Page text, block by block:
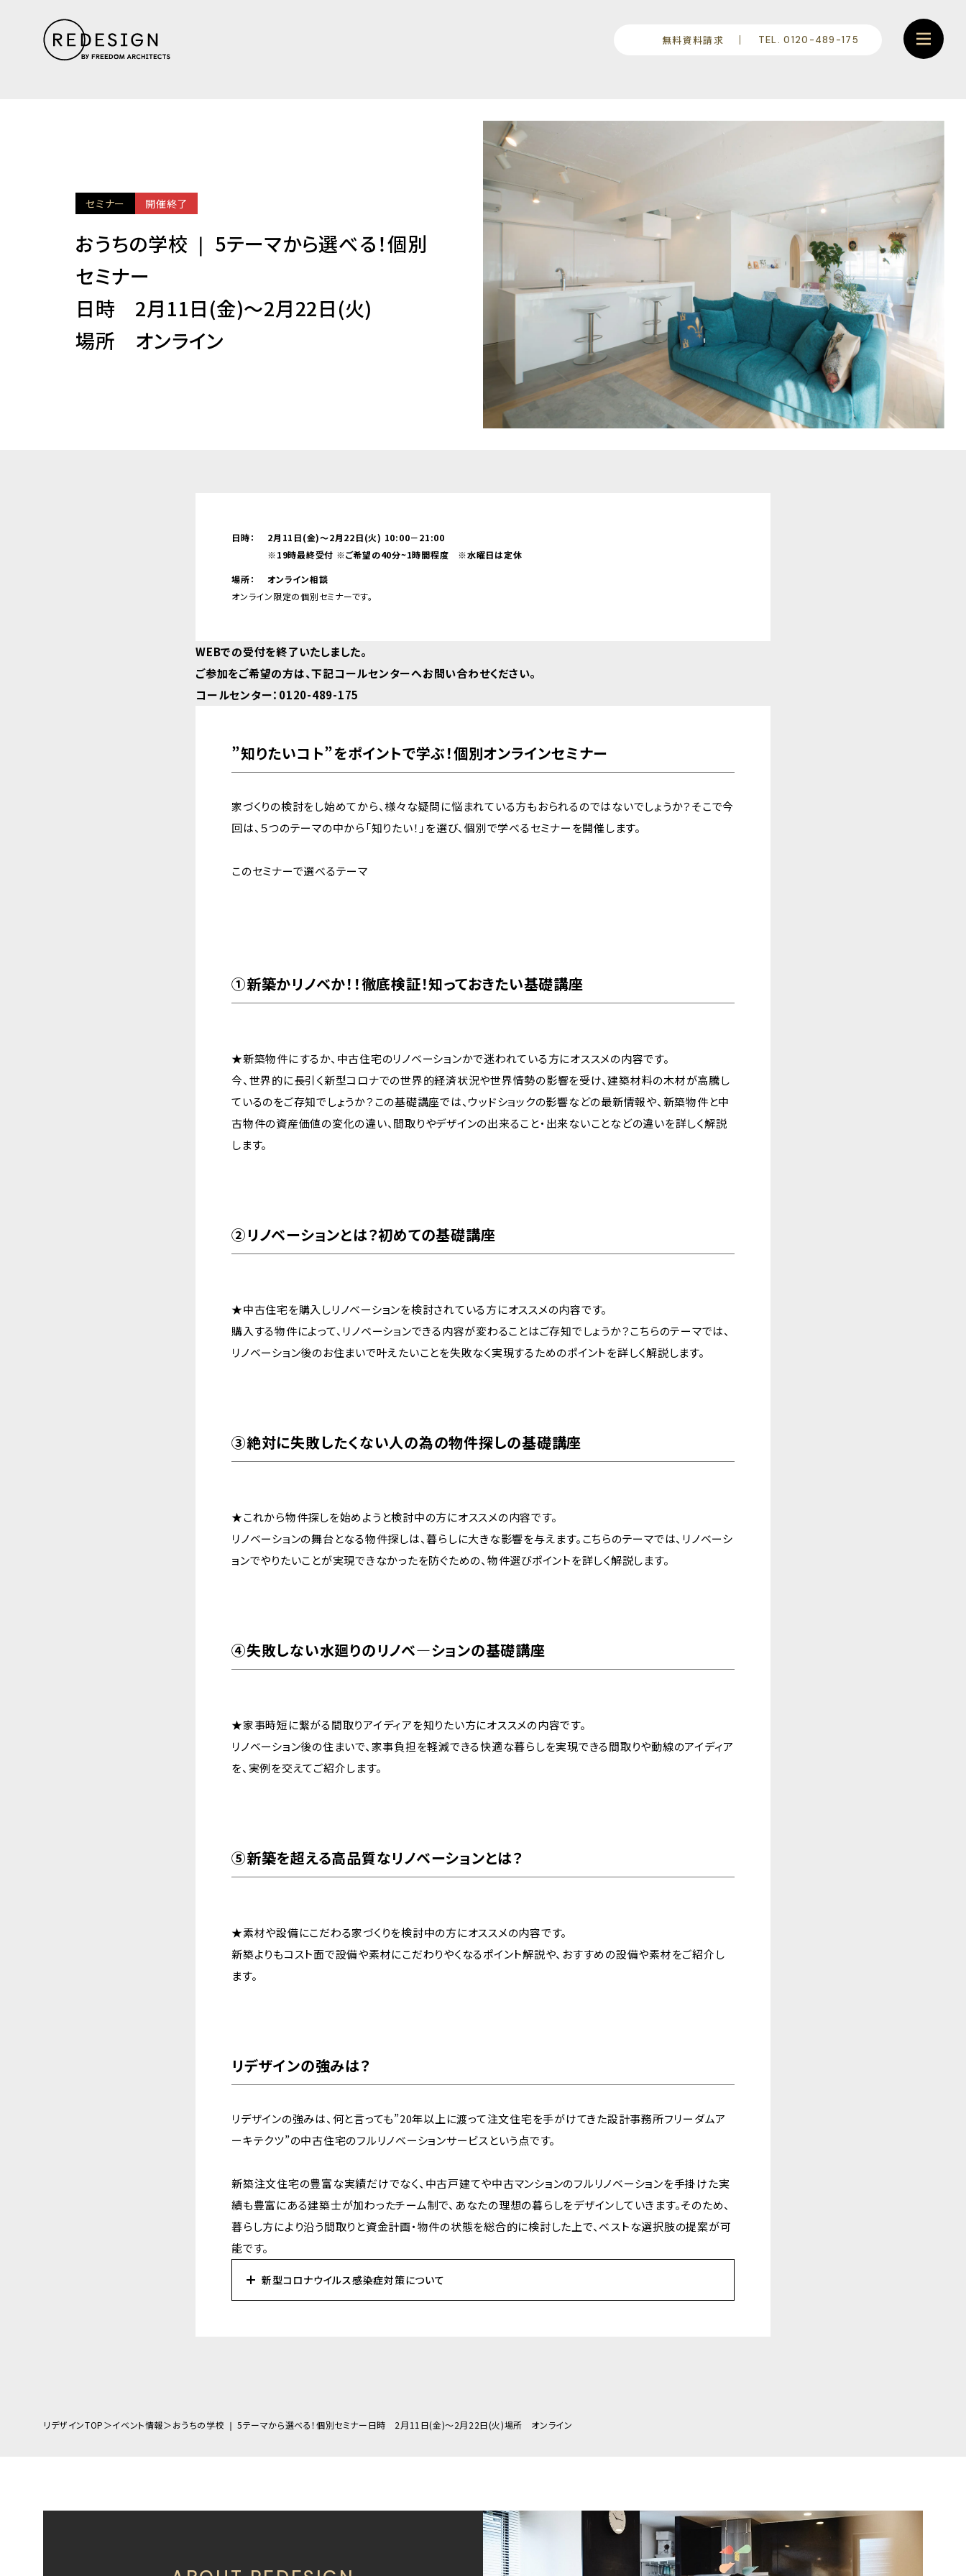
無料資料請求 TEL. 0120-489-175
セミナー 開催終了
おうちの学校 ❘ 5テーマから選べる！個別
セミナー
日時 2月11日(金)～2月22日(火)
場所 オンライン
日時：
2月11日(金)～2月22日(火) 10:00－21:00
※19時最終受付 ※ご希望の40分~1時間程度 ※水曜日は定休
場所：
オンライン相談
オンライン限定の個別セミナーです。
WEBでの受付を終了いたしました。
ご参加をご希望の方は、下記コールセンターへお問い合わせください。
コールセンター：0120-489-175
”知りたいコト”をポイントで学ぶ！個別オンラインセミナー
家づくりの検討をし始めてから、様々な疑問に悩まれている方もおられるのではないでしょうか？そこで今
回は、５つのテーマの中から「知りたい！」を選び、個別で学べるセミナーを開催します。
このセミナーで選べるテーマ
①新築かリノベか！！徹底検証！知っておきたい基礎講座
★新築物件にするか、中古住宅のリノベーションかで迷われている方にオススメの内容です。
今、世界的に長引く新型コロナでの世界的経済状況や世界情勢の影響を受け、建築材料の木材が高騰し
ているのをご存知でしょうか？この基礎講座では、ウッドショックの影響などの最新情報や、新築物件と中
古物件の資産価値の変化の違い、間取りやデザインの出来ること・出来ないことなどの違いを詳しく解説
します。
②リノベーションとは？初めての基礎講座
★中古住宅を購入しリノベーションを検討されている方にオススメの内容です。
購入する物件によって、リノベーションできる内容が変わることはご存知でしょうか？こちらのテーマでは、
リノベーション後のお住まいで叶えたいことを失敗なく実現するためのポイントを詳しく解説します。
③絶対に失敗したくない人の為の物件探しの基礎講座
★これから物件探しを始めようと検討中の方にオススメの内容です。
リノベーションの舞台となる物件探しは、暮らしに大きな影響を与えます。こちらのテーマでは、リノベーシ
ョンでやりたいことが実現できなかったを防ぐための、物件選びポイントを詳しく解説します。
④失敗しない水廻りのリノべ―ションの基礎講座
★家事時短に繋がる間取りアイディアを知りたい方にオススメの内容です。
リノベーション後の住まいで、家事負担を軽減できる快適な暮らしを実現できる間取りや動線のアイディア
を、実例を交えてご紹介します。
⑤新築を超える高品質なリノベーションとは？
★素材や設備にこだわる家づくりを検討中の方にオススメの内容です。
新築よりもコスト面で設備や素材にこだわりやくなるポイント解説や、おすすめの設備や素材をご紹介し
ます。
リデザインの強みは？
リデザインの強みは、何と言っても”20年以上に渡って注文住宅を手がけてきた設計事務所フリーダムア
ーキテクツ”の中古住宅のフルリノベーションサービスという点です。
新築注文住宅の豊富な実績だけでなく、中古戸建てや中古マンションのフルリノベーションを手掛けた実
績も豊富にある建築士が加わったチーム制で、あなたの理想の暮らしをデザインしていきます。そのため、
暮らし方により沿う間取りと資金計画・物件の状態を総合的に検討した上で、ベストな選択肢の提案が可
能です。
新型コロナウイルス感染症対策について
フリーダムでは、新型コロナウイルスの感染拡大に伴い、お客様の安全を最優先に考え、安心してご来場いただき、家づくりをご検討していただけるよう、
・打合せ場所につきましては、スタジオのみならず、オンラインなどお客様のご要望に応じてご対応させていただきます。
※新型コロナウイルスの感染拡大状況によっては、ポリシー内容が変わる場合がございます。
リデザインTOP イベント情報 おうちの学校 ❘ 5テーマから選べる！個別セミナー日時 2月11日(金)～2月22日(火)場所 オンライン